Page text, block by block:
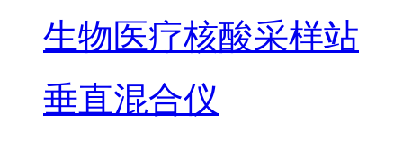
生物医疗核酸采样站
垂直混合仪